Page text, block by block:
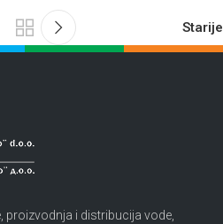
Starije
proizvodnja i distribucija vode,